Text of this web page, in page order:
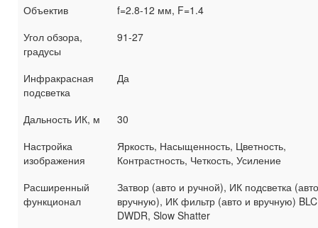
Объектив
f=2.8-12 мм, F=1.4
Угол обзора,
градусы
91-27
Инфракрасная
подсветка
Да
Дальность ИК, м
30
Настройка
изображения
Яркость, Насыщенность, Цветность,
Контрастность, Четкость, Усиление
Расширенный
функционал
Затвор (авто и ручной), ИК подсветка
вручную), ИК фильтр (авто и вручную)
DWDR, Slow Shatter